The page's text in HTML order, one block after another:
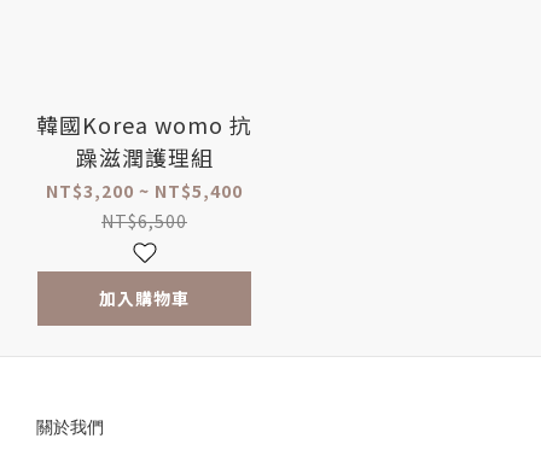
韓國Korea womo 抗
躁滋潤護理組
NT$3,200 ~ NT$5,400
NT$6,500
加入購物車
關於我們